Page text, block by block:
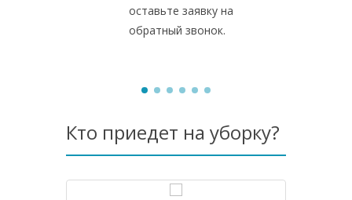
оставьте заявку на
обратный звонок.
Кто приедет на уборку?